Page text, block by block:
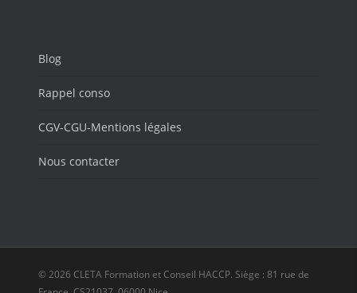
Blog
Rappel conso
CGV-CGU-Mentions légales
Nous contacter
© 2026 CLETA Formation et Conseil HACCP. Siège : 81 rue de